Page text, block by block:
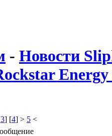
- Новости
Energy
3] [4] > 5 <